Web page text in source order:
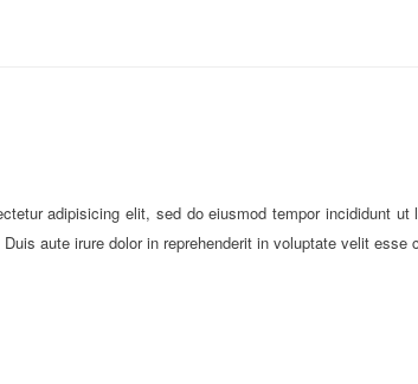
adipisicing elit, sed do eiusmod tempor incididunt
aute irure dolor in reprehenderit in voluptate velit